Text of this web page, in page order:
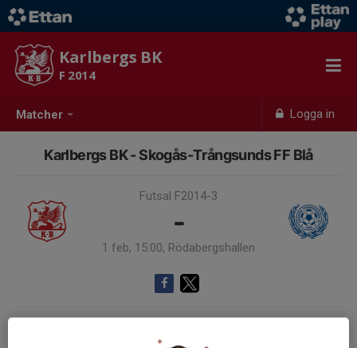
Matcher Logga in
Karlbergs BK
F 2014
Karlbergs BK - Skogås-Trångsunds FF Blå
Futsal F2014-3
-
1 feb, 15:00, Rödabergshallen
Endast kallade kunde anmäla sig till aktiviteten. 21 personer var kallade.